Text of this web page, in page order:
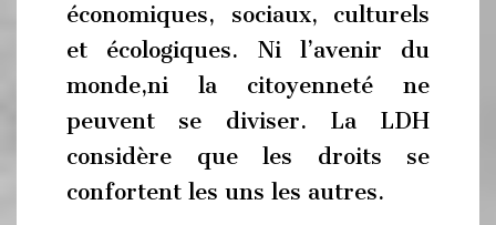
économiques, sociaux, culturels
et écologiques. Ni l’avenir du
monde,ni la citoyenneté ne
peuvent se diviser. La LDH
considère que les droits se
confortent les uns les autres.